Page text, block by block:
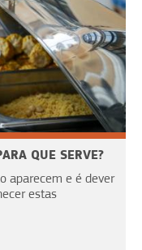
QUE SERVE?
aparecem e é dever
estas